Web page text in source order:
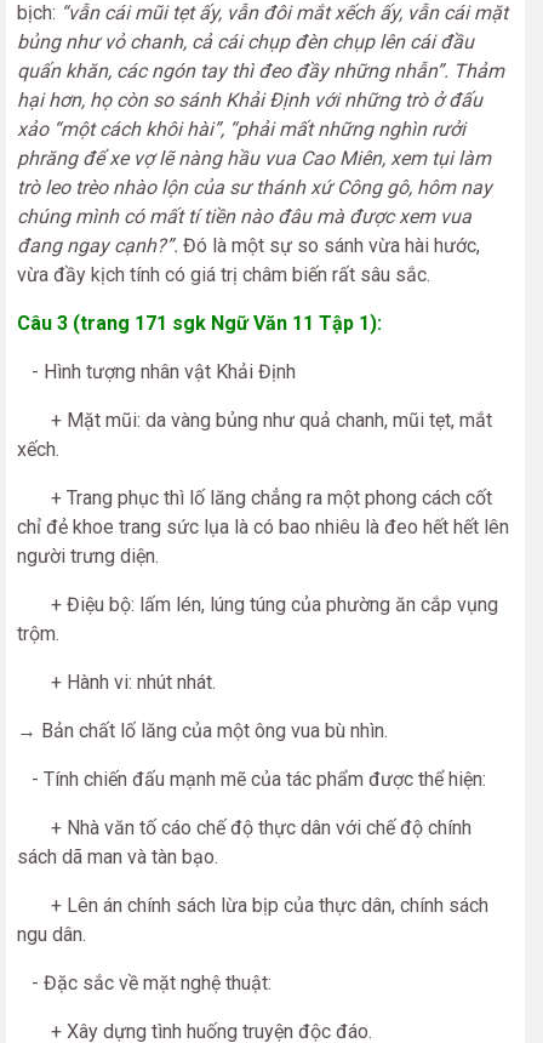
bịch: “vẫn cái mũi tẹt ấy, vẫn đôi mắt xếch ấy, vẫn cái mặt
bủng như vỏ chanh, cả cái chụp đèn chụp lên cái đầu
quấn khăn, các ngón tay thì đeo đầy những nhẫn”. Thảm
hại hơn, họ còn so sánh Khải Định với những trò ở đấu
xảo “một cách khôi hài”, “phải mất những nghìn rưởi
phrăng để xe vợ lẽ nàng hầu vua Cao Miên, xem tụi làm
trò leo trèo nhào lộn của sư thánh xứ Công gô, hôm nay
chúng mình có mất tí tiền nào đâu mà được xem vua
đang ngay cạnh?”. Đó là một sự so sánh vừa hài hước,
vừa đầy kịch tính có giá trị châm biến rất sâu sắc.
Câu 3 (trang 171 sgk Ngữ Văn 11 Tập 1):
- Hình tượng nhân vật Khải Định
+ Mặt mũi: da vàng bủng như quả chanh, mũi tẹt, mắt
xếch.
+ Trang phục thì lố lăng chẳng ra một phong cách cốt
chỉ đẻ khoe trang sức lụa là có bao nhiêu là đeo hết hết lên
người trưng diện.
+ Điệu bộ: lấm lén, lúng túng của phường ăn cắp vụng
trộm.
+ Hành vi: nhút nhát.
→ Bản chất lố lăng của một ông vua bù nhìn.
- Tính chiến đấu mạnh mẽ của tác phẩm được thể hiện:
+ Nhà văn tố cáo chế độ thực dân với chế độ chính
sách dã man và tàn bạo.
+ Lên án chính sách lừa bịp của thực dân, chính sách
ngu dân.
- Đặc sắc về mặt nghệ thuật:
+ Xây dựng tình huống truyện độc đáo.